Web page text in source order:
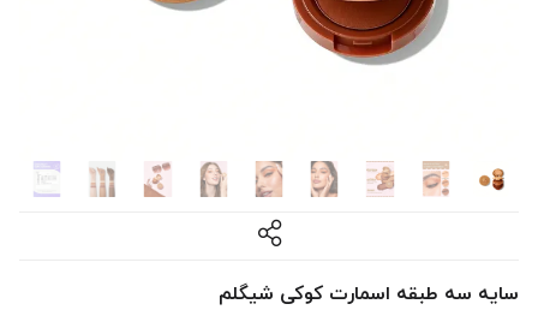
سایه سه طبقه اسمارت کوکی شیگلم